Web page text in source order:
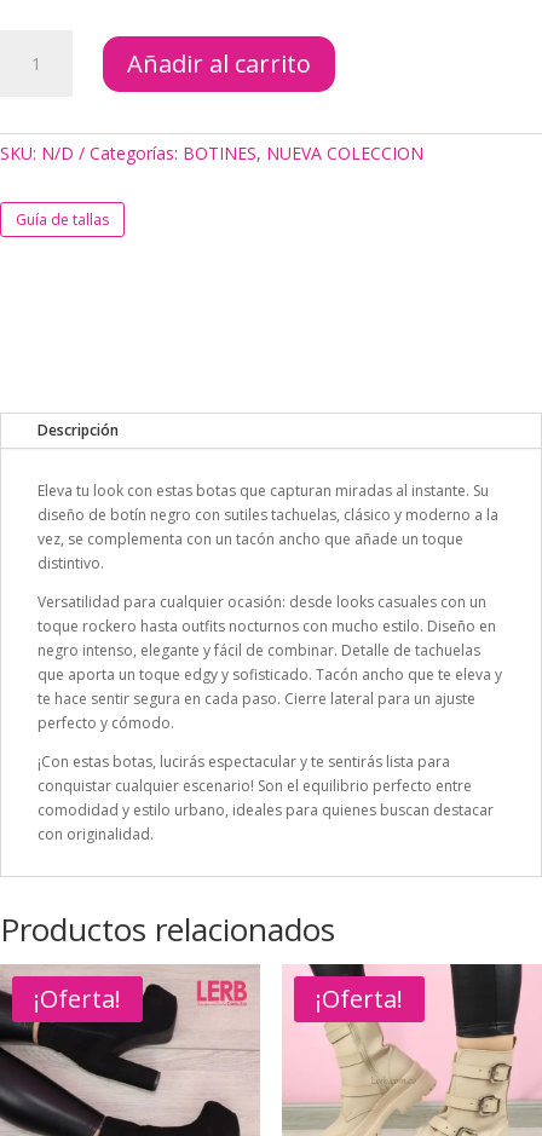
LOREL
Añadir al carrito
SKU: N/D Categorías: BOTINES, NUEVA COLECCION
Guía de tallas
Descripción
Eleva tu look con estas botas que capturan miradas al instante. Su
diseño de botín negro con sutiles tachuelas, clásico y moderno a la
vez, se complementa con un tacón ancho que añade un toque
distintivo.
Versatilidad para cualquier ocasión: desde looks casuales con un
toque rockero hasta outfits nocturnos con mucho estilo. Diseño en
negro intenso, elegante y fácil de combinar. Detalle de tachuelas
que aporta un toque edgy y sofisticado. Tacón ancho que te eleva y
te hace sentir segura en cada paso. Cierre lateral para un ajuste
perfecto y cómodo.
¡Con estas botas, lucirás espectacular y te sentirás lista para
conquistar cualquier escenario! Son el equilibrio perfecto entre
comodidad y estilo urbano, ideales para quienes buscan destacar
con originalidad.
Productos relacionados
¡Oferta! ¡Oferta!